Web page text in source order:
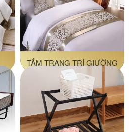
TẤM TRANG TRÍ GIƯỜNG